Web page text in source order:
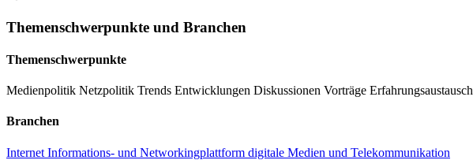
Themenschwerpunkte und Branchen
Themenschwerpunkte
Medienpolitik Netzpolitik Trends Entwicklungen Diskussionen Vorträge Erfahrungsaustausch
Branchen
Internet Informations- und Networkingplattform digitale Medien und Telekommunikation